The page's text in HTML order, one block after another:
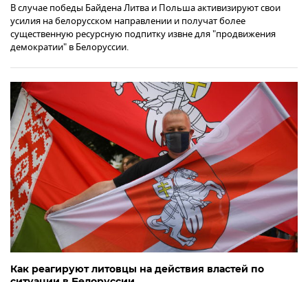
В случае победы Байдена Литва и Польша активизируют свои
усилия на белорусском направлении и получат более
существенную ресурсную подпитку извне для "продвижения
демократии" в Белоруссии.
Как реагируют литовцы на действия властей по